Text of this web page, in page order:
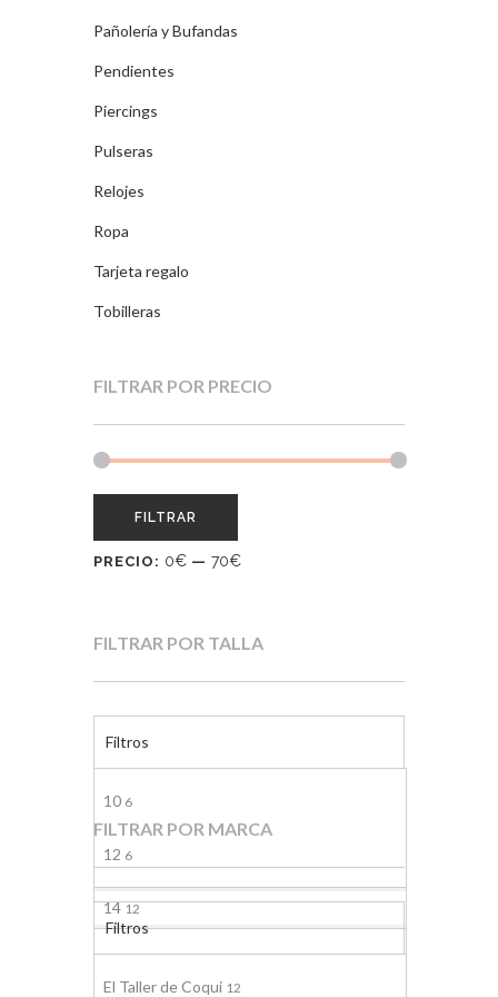
Pañolería y Bufandas
Pendientes
Piercings
Pulseras
Relojes
Ropa
Tarjeta regalo
Tobilleras
FILTRAR POR PRECIO
FILTRAR
PRECIO: 0€ — 70€
FILTRAR POR TALLA
Filtros
10 6
12 6
1412
16
FILTRAR POR MARCA
Filtros
El Taller de Coqui 12